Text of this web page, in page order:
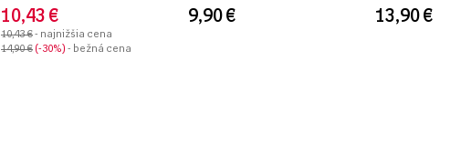
10,43 €
10,43 €- najnižšia cena
14,90 € -30% - bežná cena
9,90 € 13,90 €